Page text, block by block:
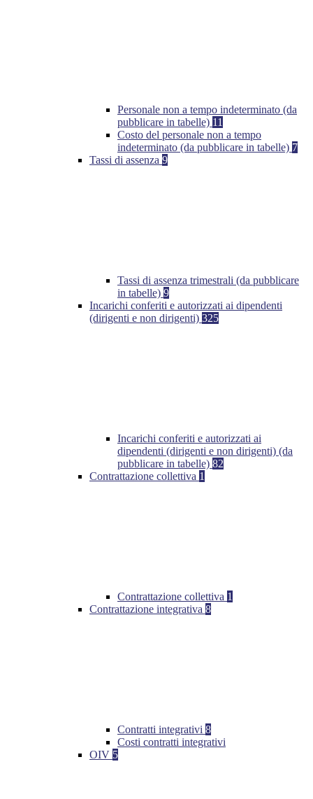
Personale non a tempo indeterminato (da
pubblicare in tabelle) 11
Costo del personale non a tempo
indeterminato (da pubblicare in tabelle) 7
Tassi di assenza 9
Tassi di assenza trimestrali (da pubblicare
in tabelle) 9
Incarichi conferiti e autorizzati ai dipendenti
(dirigenti e non dirigenti) 325
Incarichi conferiti e autorizzati ai
dipendenti (dirigenti e non dirigenti) (da
pubblicare in tabelle) 82
Contrattazione collettiva 1
Contrattazione collettiva 1
Contrattazione integrativa 8
Contratti integrativi 8
Costi contratti integrativi
OIV 5